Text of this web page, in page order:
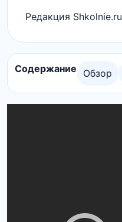
Редакция Shkolnie.ru
Содержание Обзор